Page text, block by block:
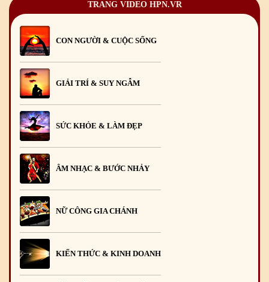
TRANG VIDEO HPN.VR
CON NGƯỜI & CUỘC SỐNG
GIẢI TRÍ & SUY NGẪM
SỨC KHỎE & LÀM ĐẸP
ÂM NHẠC & BƯỚC NHẢY
NỮ CÔNG GIA CHÁNH
KIẾN THỨC & KINH DOANH